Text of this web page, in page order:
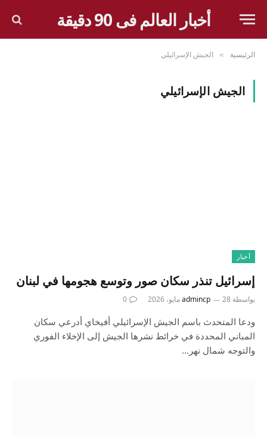
أخبار العالم فى 90 دقيقة
الرئيسية » الجيش الإسرائيلي
الجيش الإسرائيلي
أخبار
إسرائيل تنذر سكان صور وتوسع هجومها في لبنان
بواسطة admincp 28 مايو، 2026 0
ودعا المتحدث باسم الجيش الإسرائيلي أفيخاي أدرعي سكان
المباني المحددة في خرائط نشرها الجيش إلى الإخلاء الفوري
والتوجه شمال نهر…